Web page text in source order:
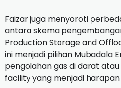
Faizar juga menyoroti
antara skema
Production Storage and
ini menjadi pilihan Mubadala
pengolahan gas di darat
facility yang menjadi